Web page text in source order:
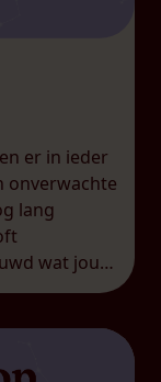
er in ieder
onverwachte
lang
wat jouw
staat?